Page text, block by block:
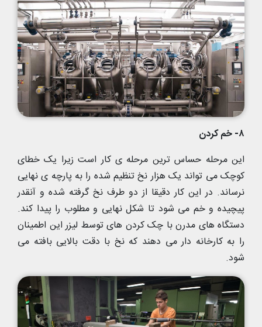
۸- خم کردن
این مرحله حساس ترین مرحله ی کار است زیرا یک خطای
کوچک می تواند یک هزار نخ تنظیم شده را به پارچه ی نهایی
نرساند. در این کار دقیقا از دو طرف نخ گرفته شده و آنقدر
پیچیده و خم می شود تا شکل نهایی و مطلوب را پیدا کند.
دستگاه های مدرن با چک کردن های توسط لیزر این اطمینان
را به کارخانه دار می دهند که نخ با دقت بالایی بافته می
شود.